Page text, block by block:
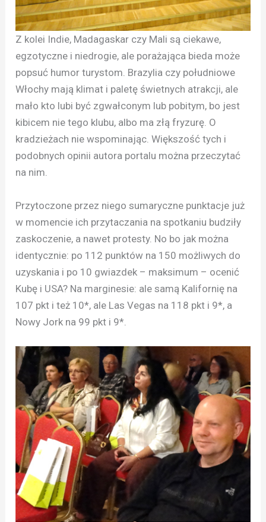
Z kolei Indie, Madagaskar czy Mali są ciekawe,
egzotyczne i niedrogie, ale porażająca bieda może
popsuć humor turystom. Brazylia czy południowe
Włochy mają klimat i paletę świetnych atrakcji, ale
mało kto lubi być zgwałconym lub pobitym, bo jest
kibicem nie tego klubu, albo ma złą fryzurę. O
kradzieżach nie wspominając. Większość tych i
podobnych opinii autora portalu można przeczytać
na nim.
Przytoczone przez niego sumaryczne punktacje już
w momencie ich przytaczania na spotkaniu budziły
zaskoczenie, a nawet protesty. No bo jak można
identycznie: po 112 punktów na 150 możliwych do
uzyskania i po 10 gwiazdek – maksimum – ocenić
Kubę i USA? Na marginesie: ale samą Kalifornię na
107 pkt i też 10*, ale Las Vegas na 118 pkt i 9*, a
Nowy Jork na 99 pkt i 9*.